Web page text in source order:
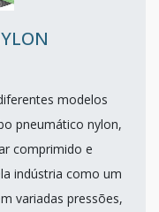
modelos
pneumático nylon,
comprimido e
indústria como um
variadas pressões,